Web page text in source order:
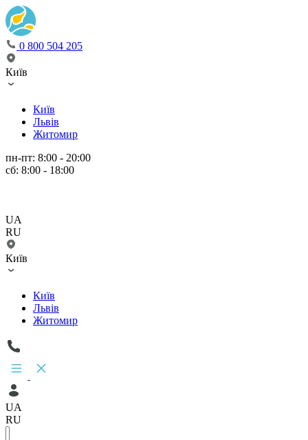
0 800 504 205
Київ
Київ
Львів
Житомир
пн-пт: 8:00 - 20:00
сб: 8:00 - 18:00
UA
RU
Київ
Київ
Львів
Житомир
UA
RU